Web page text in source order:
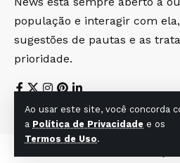
Ao usar este site, você concorda
a Política de Privacidade e os
Termos de Uso.
população e interagir com
sugestões de pautas e as
prioridade.
© Foxiz News Network. Ruby